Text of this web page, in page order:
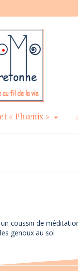
« Phœnix »
coussin de
genoux au sol